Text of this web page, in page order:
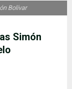
Simón
Bolívar